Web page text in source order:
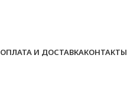
ОПЛАТА И ДОСТАВКАКОНТАКТЫ